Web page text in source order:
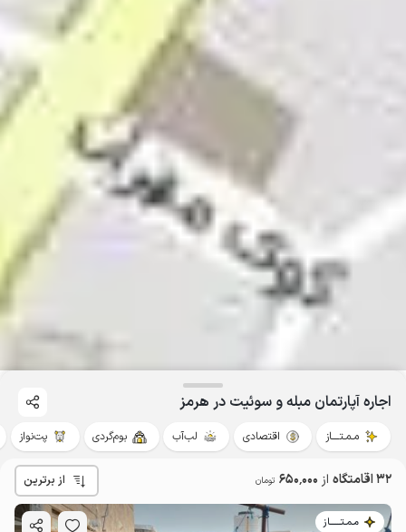
اجاره آپارتمان مبله و سوئیت در هرمز
مـمـتــــاز اقتصادی لب‌آب بوم‌گردی پت‌نواز
32 اقامتگاه از 650٬000 تومان از برترین
مـمـتــــــاز